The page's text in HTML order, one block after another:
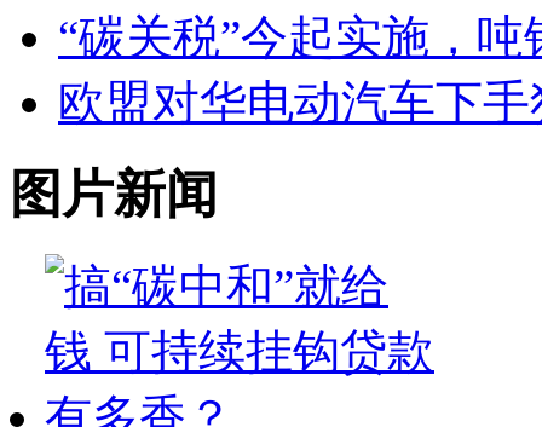
“碳关税”今起实施，
欧盟对华电动汽车下
图片新闻